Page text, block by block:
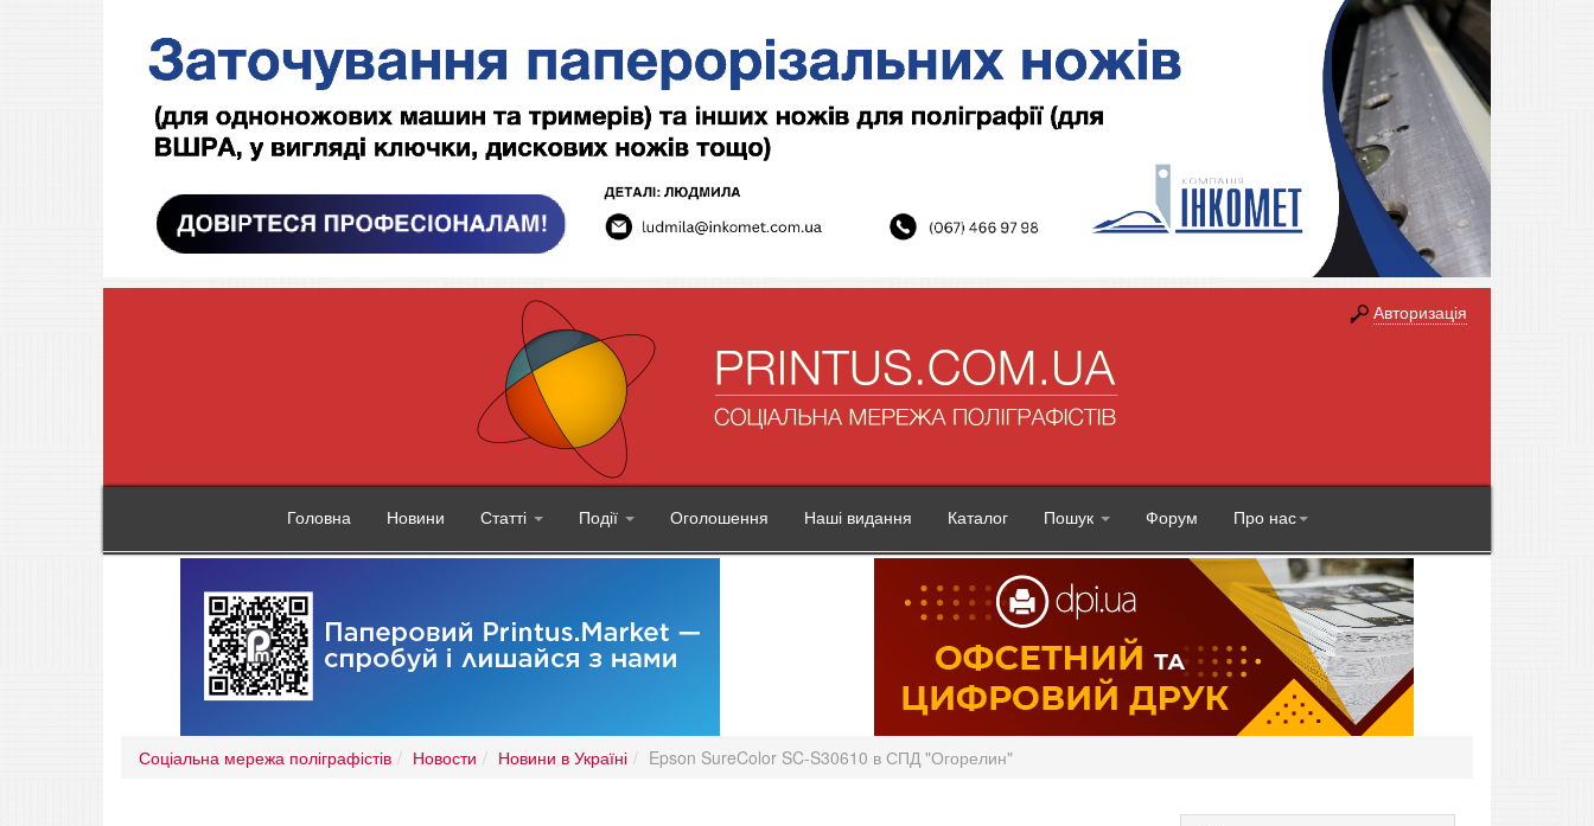
Авторизація
Головна Новини Статті Події Оголошення Наші видання Каталог Пошук Форум Про нас
Соціальна мережа поліграфістів Новости Новини в Україні Epson SureColor SC-S30610 в СПД "Огорелин"